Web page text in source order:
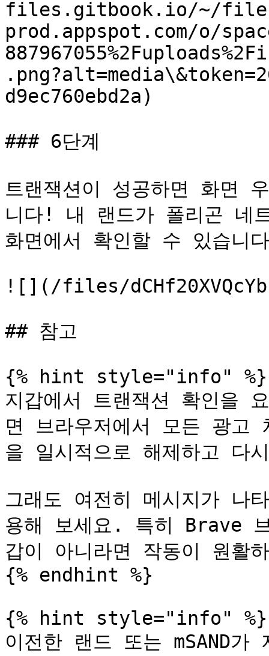
files.gitbook.io/~/
prod.appspot.com/o/
d9ec760ebd2a)
### 6단계
트랜잭션이 성공하면 화면
니다! 내 랜드가 폴리곤 네
화면에서 확인할 수 있습니
![](/files/
## 참고
{% hint style="info" %}
지갑에서 트랜잭션 확인을
면 브라우저에서 모든 광고
을 일시적으로 해제하고 다
그래도 여전히 메시지가 나
용해 보세요. 특히 Brave
갑이 아니라면 작동이 원활
{% endhint %}
{% hint style="info" %}
이전한 랜드 또는 mSAND